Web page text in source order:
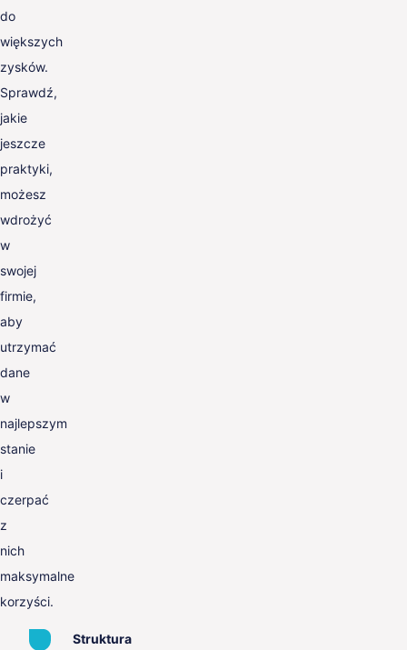
do
większych
zysków.
Sprawdź,
jakie
jeszcze
praktyki,
możesz
wdrożyć
w
swojej
firmie,
aby
utrzymać
dane
w
najlepszym
stanie
i
czerpać
z
nich
maksymalne
korzyści.
Struktura